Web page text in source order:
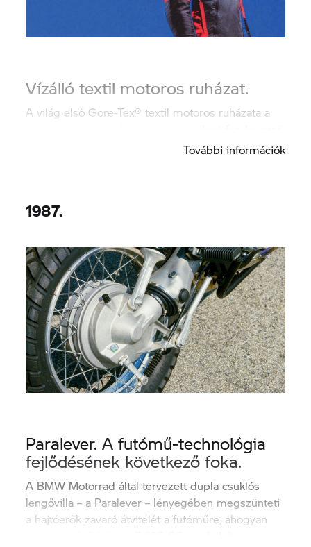
Vízálló textil motoros ruházat.
A világ első Gore-Tex® textil motoros ruházata a
és forradalmasítja a motorozást.További információk
1987.
Paralever. A futómű-technológia
fejlődésének következő foka.
A BMW Motorrad által tervezett dupla csuklós
lengővilla – a Paralever – lényegében megszünteti
a hajtóerők zavaró átvitelét a futóműre, ahogyan